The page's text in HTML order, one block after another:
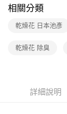
相關分類
乾燥花 日本池彥
乾燥花 除臭
詳細說明